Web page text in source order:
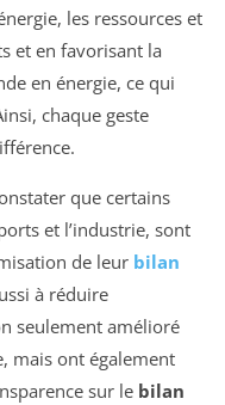
les ressources et
et en favorisant la
en énergie, ce qui
chaque geste
que certains
et l’industrie, sont
de leur bilan
à réduire
seulement amélioré
mais ont également
sur le bilan